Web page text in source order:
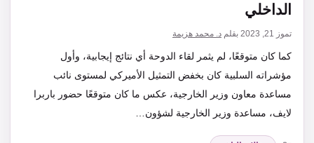
الداخلي
تموز 21, 2023 بقلم د. محمد هزيمة
كما كان متوقعًا، لم يثمر لقاء الدوحة أي نتائج إيجابية، وأول
مؤشراته السلبية كان بخفض التمثيل الأميركي لمستوى نائب
مساعدة معاون وزير الخارجية، عكس ما كان متوقعًا حضور باربرا
لايف، مساعدة وزير الخارجية لشؤون…
التصنيفات